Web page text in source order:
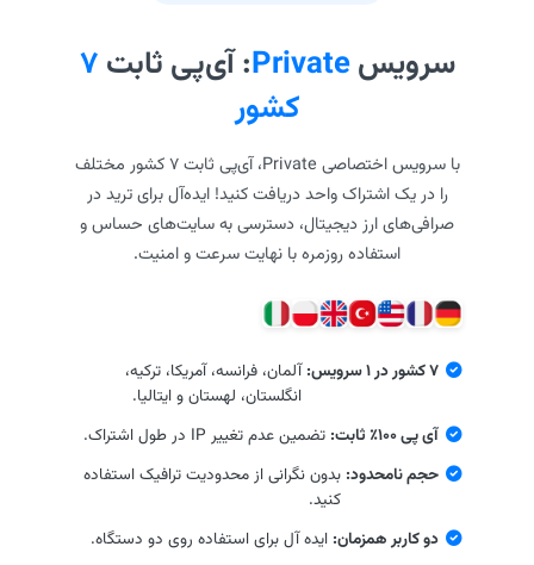
سرویسPrivate: آی‌پی ثابت ۷
کشور
با سرویس اختصاصی Private، آی‌پی ثابت ۷ کشور مختلف
را در یک اشتراک واحد دریافت کنید! ایده‌آل برای ترید در
صرافی‌های ارز دیجیتال، دسترسی به سایت‌های حساس و
استفاده روزمره با نهایت سرعت و امنیت.
۷ کشور در ۱ سرویس:
آلمان، فرانسه، آمریکا، ترکیه،
انگلستان، لهستان و ایتالیا.
آی پی ۱۰۰٪ ثابت:
تضمین عدم تغییر IP در طول اشتراک.
حجم نامحدود: بدون نگرانی از محدودیت ترافیک استفاده
کنید.
دو کاربر همزمان: ایده آل برای استفاده روی دو دستگاه.